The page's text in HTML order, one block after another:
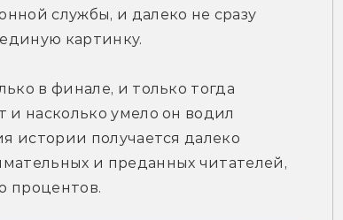
службы, и далеко не сразу
картинку.
в финале, и только тогда
насколько умело он водил
истории получается далеко
и преданных читателей,
процентов.